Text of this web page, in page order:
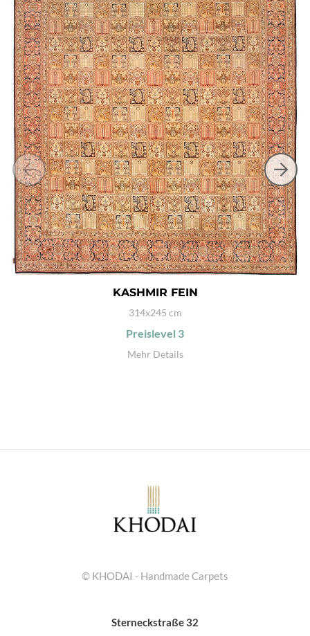
KASHMIR FEIN
314x245 cm
Preislevel 3
Mehr Details
© KHODAI - Handmade Carpets
Sterneckstraße 32